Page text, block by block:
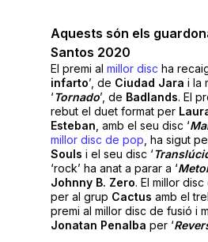
Aquests són els
Santos 2020
El premi al millor disc ha
infarto’, de Ciudad Jara i la
‘ Tornado’, de Badlands. El
rebut el duet format per
Esteban , amb el seu disc ‘
millor disc de pop , ha sigut
Souls i el seu disc ‘
‘rock’ ha anat a parar a ‘
Johnny B. Zero. El millor
per al grup Cactus amb el
premi al millor disc de fusió i
Jonatan Penalba per ‘